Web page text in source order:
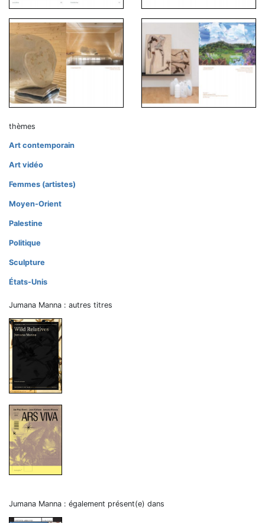
thèmes
Art contemporain
Art vidéo
Femmes (artistes)
Moyen-Orient
Palestine
Politique
Sculpture
États-Unis
Jumana Manna : autres titres
Jumana Manna : également présent(e) dans